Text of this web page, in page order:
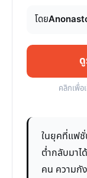
โดย
คลิกเพื่อ
ในยุคที่แฟชั่
ต่ำกลับมา
คน ความกั